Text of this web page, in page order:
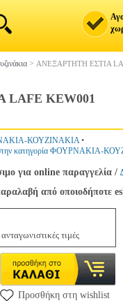
> ΑΝΕΞΑΡΤΗΤΗ ΕΣΤΙΑ
KEW001
ΚΟΥΖΙΝΑΚΙΑ•
κατηγορία ΦΟΥΡΝΑΚΙΑ-
για online παραγγελία /
από οποιοδήποτε
τιμές
Προσθήκη στη wishlist